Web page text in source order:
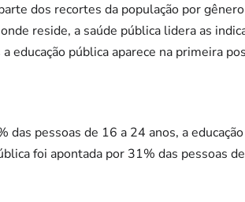
dos recortes da população por
reside, a saúde pública lidera as
educação pública aparece na primeira
das pessoas de 16 a 24 anos, a
foi apontada por 31% das pessoas